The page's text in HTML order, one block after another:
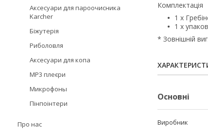
Комплектація
1 х
1 х
* Зовнішній
Основні
Виробник
Аксесуари для пароочисника
Karcher
Біжутерія
Риболовля
Аксесуари для копа
MP3 плеєри
Микрофоны
Пінпоінтери
Про нас